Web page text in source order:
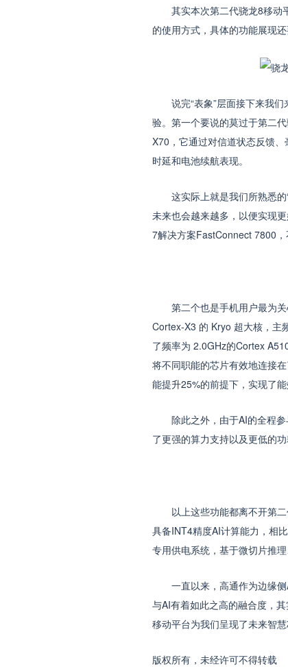
其实本次第二代骁龙8移动平
的使用方式，具体的功能展现
说完“表象”层面接下来我们
验。第一个要说的莫过于第二
X70，它通过对信道状态反馈
时延和电池续航表现。
这实际上就是我们所熟悉的“
未来也会越来越多，以便实现
7解决方案FastConnect 7800
第二个也是手机用户最为关
Cortex-X3 的 Kryo 超大核，主
了频率为 2.0GHz的Cortex
将不同职能的芯片有效地连接
能提升25%的前提下，实现了
除此之外，由于AI的全程参
了更强的算力支持以及更低的
以上这些功能都离不开第二
具备INT4精度AI计算能力，相
专用供电系统，基于微切片推
一直以来，高通作为边缘侧
与AI有着如此之高的融合度，
移动平台为我们呈现了未来智
版权所有，未经许可不得转载